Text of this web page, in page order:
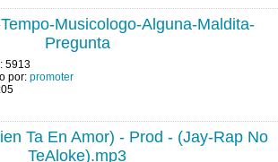
Musicologo-Alguna-Maldita-
Pregunta
5913
por: promoter
Ta En Amor) - Prod - (Jay-Rap No
TeAloke).mp3